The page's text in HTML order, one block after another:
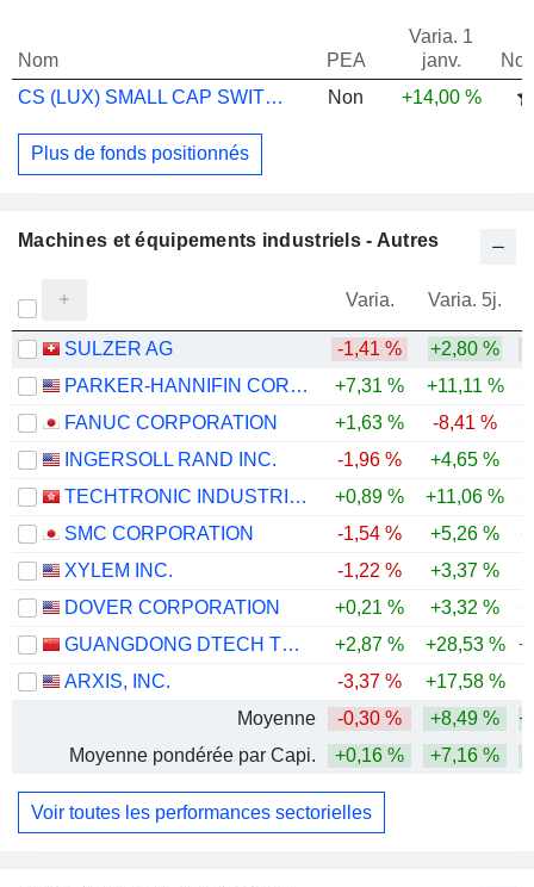
Nom PEA
Varia. 1
janv.
CS (LUX) SMALL CAP SWITZERLAND EQ EB CHF
Non +14,00 %
Plus de fonds positionnés
Machines et équipements industriels - Autres
Varia. Varia. 5j.
SULZER AG -1,41 % +2,80 %
PARKER-HANNIFIN CORPORATION
+7,31 % +11,11 %
FANUC CORPORATION
+1,63 % -8,41 %
INGERSOLL RAND INC.
-1,96 % +4,65 %
TECHTRONIC INDUSTRIES COMPANY LIMITED
+0,89 % +11,06 %
SMC CORPORATION
-1,54 % +5,26 %
XYLEM INC.
-1,22 % +3,37 %
DOVER CORPORATION
+0,21 % +3,32 %
GUANGDONG DTECH TECHNOLOGY CO., LTD.
+2,87 % +28,53 %
ARXIS, INC.
-3,37 %
+17,58 %
Moyenne
-0,30 % +8,49 %
Moyenne pondérée par Capi.
+0,16 % +7,16 %
Voir toutes les performances sectorielles